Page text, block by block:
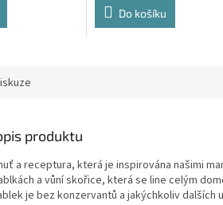
Do košíku
produktu
a receptura, která je inspirována našimi
a vůní skořice, která se line celým
je bez konzervantů a jakýchkoliv dalších